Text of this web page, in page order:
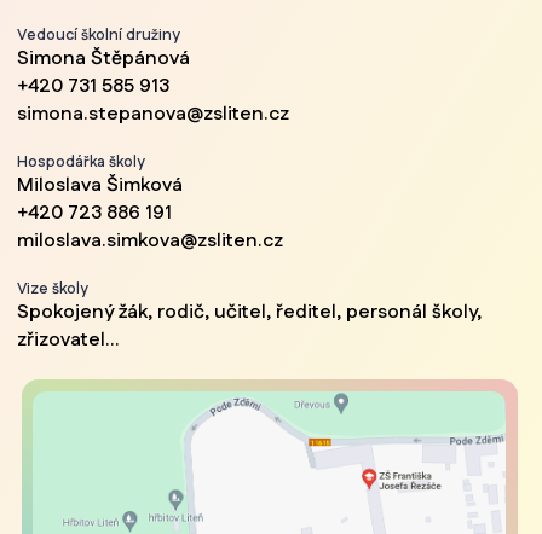
Vedoucí školní družiny
Simona Štěpánová
+420 731 585 913
simona.stepanova@zsliten.cz
Hospodářka školy
Miloslava Šimková
+420 723 886 191
miloslava.simkova@zsliten.cz
Vize školy
Spokojený žák, rodič, učitel, ředitel, personál školy,
zřizovatel...